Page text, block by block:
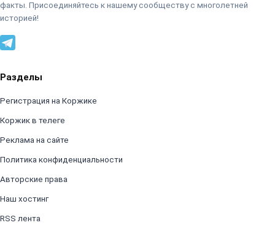
факты. Присоединяйтесь к нашему сообществу с многолетней
историей!
Разделы
Регистрация на Коржике
Коржик в телеге
Реклама на сайте
Политика конфиденциальности
Авторские права
Наш хостинг
RSS лента